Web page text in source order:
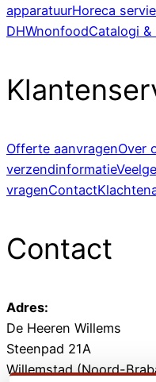
apparatuurHoreca
DHWnonfoodCatalogi &
Offerte aanvragenOver
verzendinformatie
vragenContact
Contact
Adres:
De Heeren Willems
Steenpad 21A
Willemstad (Noord-